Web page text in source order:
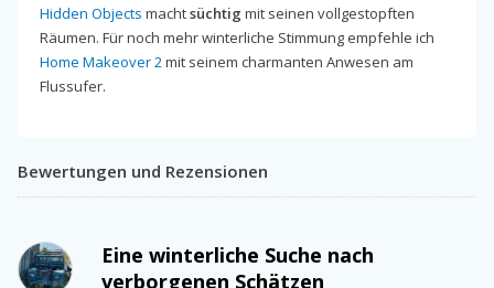
Hidden Objects machtsüchtig mit seinen vollgestopften
Räumen. Für noch mehr winterliche Stimmung empfehle ich
Home Makeover 2mit seinem charmanten Anwesen am
Flussufer.
Bewertungen und Rezensionen
Eine winterliche Suche nach
verborgenen Schätzen